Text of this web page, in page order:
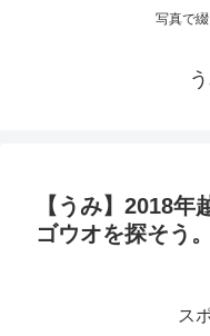
写真で綴
【うみ】2018
ゴウオを探そう
ス